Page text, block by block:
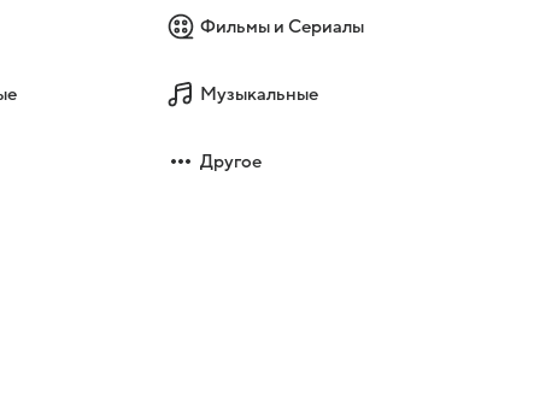
Фильмы и Сериалы
Музыкальные
Другое